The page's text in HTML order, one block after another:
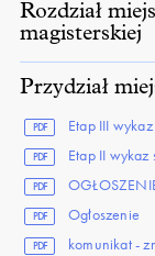
Rozdział
magisterskiej
Przydział
PDF Etap III
PDF Etap II
PDF
PDF Ogłoszenie
PDF komunikat -